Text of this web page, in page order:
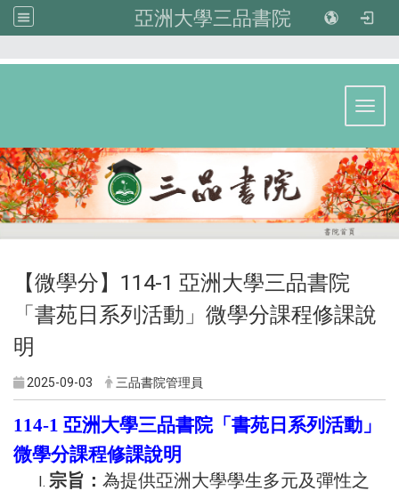
亞洲大學三品書院
【微學分】114-1 亞洲大學三品書院
「書苑日系列活動」微學分課程修課說
明
2025-09-03 三品書院管理員
114-1 亞洲大學三品書院「書苑日系列活動」
微學分課程修課說明
宗旨： 為提供亞洲大學學生多元及彈性之